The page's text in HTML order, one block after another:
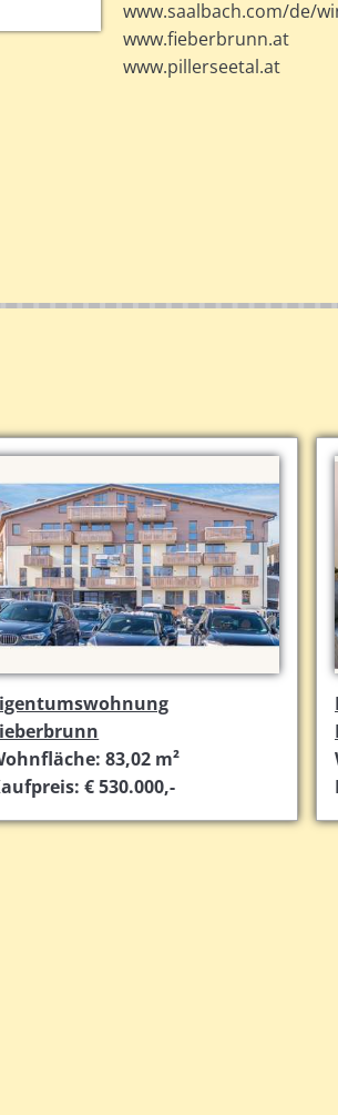
www.saalbach.com/de/
www.fieberbrunn.at
www.pillerseetal.at
83,02 m²
€ 530.000,-